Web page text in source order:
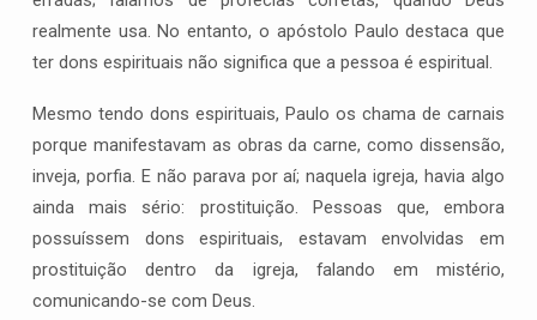
realmente usa. No entanto, o apóstolo Paulo destaca que
ter dons espirituais não significa que a pessoa é espiritual.
Mesmo tendo dons espirituais, Paulo os chama de carnais
porque manifestavam as obras da carne, como dissensão,
inveja, porfia. E não parava por aí; naquela igreja, havia algo
ainda mais sério: prostituição. Pessoas que, embora
possuíssem dons espirituais, estavam envolvidas em
prostituição dentro da igreja, falando em mistério,
comunicando-se com Deus.